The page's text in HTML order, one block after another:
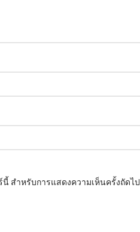
สำหรับการแสดงความเห็นครั้งถัดไป